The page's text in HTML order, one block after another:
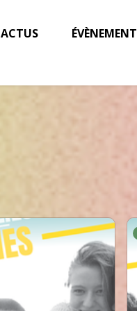
ACTUS ÉVÈNEMENT